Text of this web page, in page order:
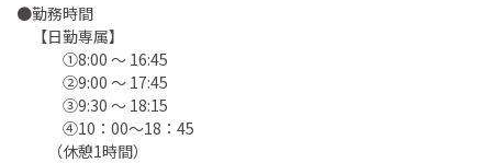
●勤務時間
【日勤専属】
①8:00 ～ 16:45
②9:00 ～ 17:45
③9:30 ～ 18:15
④10：00～18：45
（休憩1時間）